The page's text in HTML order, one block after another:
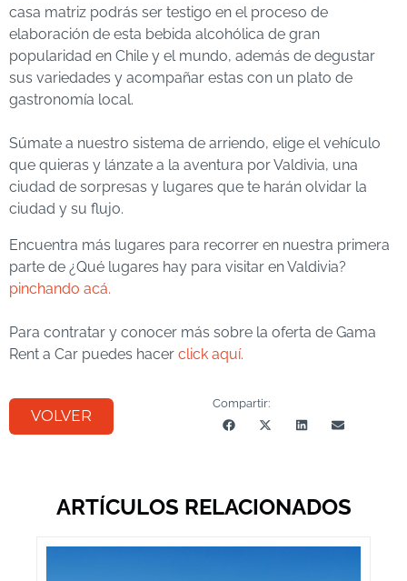
casa matriz podrás ser testigo en el proceso de
elaboración de esta bebida alcohólica de gran
popularidad en Chile y el mundo, además de degustar
sus variedades y acompañar estas con un plato de
gastronomía local.
Súmate a nuestro sistema de arriendo, elige el vehículo
que quieras y lánzate a la aventura por Valdivia, una
ciudad de sorpresas y lugares que te harán olvidar la
ciudad y su flujo.
Encuentra más lugares para recorrer en nuestra primera
parte de ¿Qué lugares hay para visitar en Valdivia?
pinchando acá.
Para contratar y conocer más sobre la oferta de Gama
Rent a Car puedes hacer click aquí.
VOLVER
Compartir:
ARTÍCULOS RELACIONADOS